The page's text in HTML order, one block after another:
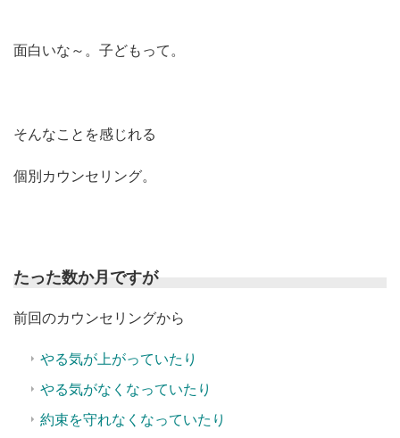
面白いな～。子どもって。
そんなことを感じれる
個別カウンセリング。
たった数か月ですが
前回のカウンセリングから
やる気が上がっていたり
やる気がなくなっていたり
約束を守れなくなっていたり